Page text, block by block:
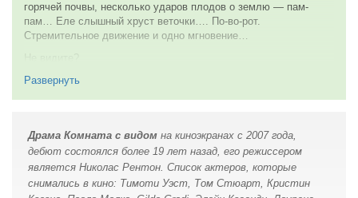
Музыка, Италия, операторская работа очень хороши и вместе
и по отдельности.
Но если говорить о минусах, то их, наверное, больше
отрывочно, особенно со второй половины фильма. Если бы не
уж неуверенной в себе и жалкой. Совсем непонятно, почему
Люси слушалась эту запуганную женщину
- Абсолютно не раскрыты персонажи матери Люси, её брата и
жениха
горячей почвы, несколько ударов плодов о землю — пам-
пам… Еле слышный хруст веточки…. По-во-рот.
Стремительное движение и одно мгновение…
Тогда расскажу, что сие повествование построено в лучших
Даже не предполагаю, что вы подумали, бедные мои
читатели, после первых строк, но не спешите перелистывать
отзыв, сочтя будто уже поняли и его тональность и основную
мысль.
Развернуть
Драма Комната с видом на киноэкранах с 2007 года,
дебют состоялся более 19 лет назад, его режиссером
является Николас Рентон. Список актеров, которые
снимались в кино: Тимоти Уэст, Том Стюарт, Кристин